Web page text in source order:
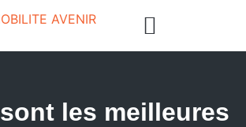
les meilleures